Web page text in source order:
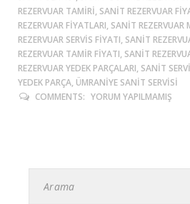
REZERVUAR TAMIRI, SANIT REZERVUAR
REZERVUAR FIYATLARI, SANIT
REZERVUAR SERVIS FIYATI, SANIT
REZERVUAR TAMIR FIYATI, SANIT
REZERVUAR YEDEK PARÇALARI, SANIT
YEDEK PARÇA, ÜMRANIYE SANIT SERVISI
COMMENTS: YORUM YAPILMAMIŞ